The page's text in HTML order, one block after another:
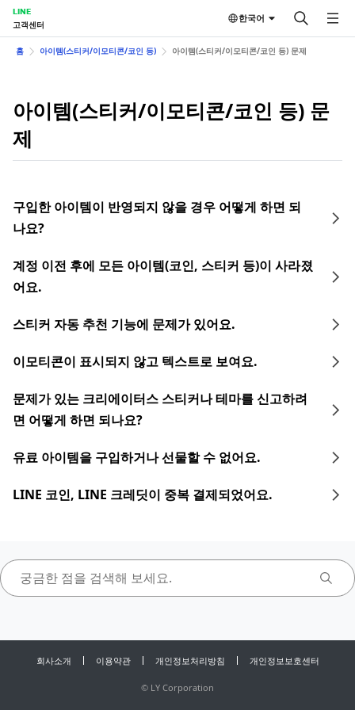
LINE
고객센터
한국어
홈 아이템(스티커/이모티콘/코인 등) 아이템(스티커/이모티콘/코인 등) 문제
아이템(스티커/이모티콘/코인 등) 문
제
구입한 아이템이 반영되지 않을 경우 어떻게 하면 되
나요?
계정 이전 후에 모든 아이템(코인, 스티커 등)이 사라졌
어요.
스티커 자동 추천 기능에 문제가 있어요.
이모티콘이 표시되지 않고 텍스트로 보여요.
문제가 있는 크리에이터스 스티커나 테마를 신고하려
면 어떻게 하면 되나요?
유료 아이템을 구입하거나 선물할 수 없어요.
LINE 코인, LINE 크레딧이 중복 결제되었어요.
회사소개 이용약관 개인정보처리방침 개인정보보호센터
© LY Corporation